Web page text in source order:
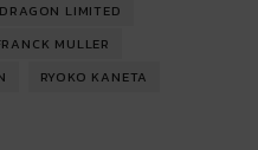
LIMITED
MULLER
RYOKO KANETA